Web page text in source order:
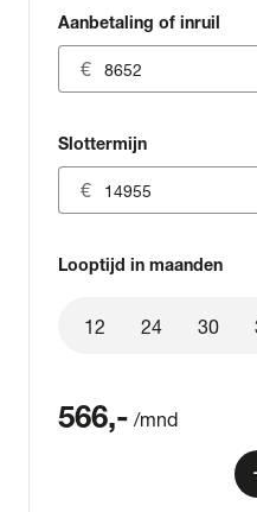
Aanbetaling of inruil
Slottermijn
Looptijd in maanden
12 24 30
566,- /mnd